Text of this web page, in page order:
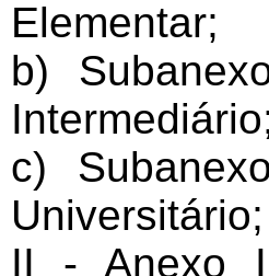
Elementar;
b)
c)
Universitário;
II - Anexo